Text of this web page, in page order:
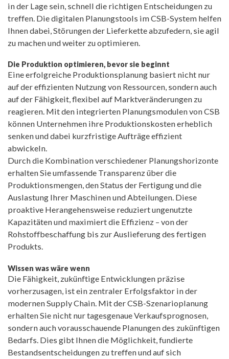
in der Lage sein, schnell die richtigen Entscheidungen zu
treffen. Die digitalen Planungstools im CSB-System helfen
Ihnen dabei, Störungen der Lieferkette abzufedern, sie agil
zu machen und weiter zu optimieren.
Die Produktion optimieren, bevor sie beginnt
Eine erfolgreiche Produktionsplanung basiert nicht nur
auf der effizienten Nutzung von Ressourcen, sondern auch
auf der Fähigkeit, flexibel auf Marktveränderungen zu
reagieren. Mit den integrierten Planungsmodulen von CSB
können Unternehmen ihre Produktionskosten erheblich
senken und dabei kurzfristige Aufträge effizient
abwickeln.
Durch die Kombination verschiedener Planungshorizonte
erhalten Sie umfassende Transparenz über die
Produktionsmengen, den Status der Fertigung und die
Auslastung Ihrer Maschinen und Abteilungen. Diese
proaktive Herangehensweise reduziert ungenutzte
Kapazitäten und maximiert die Effizienz – von der
Rohstoffbeschaffung bis zur Auslieferung des fertigen
Produkts.
Wissen was wäre wenn
Die Fähigkeit, zukünftige Entwicklungen präzise
vorherzusagen, ist ein zentraler Erfolgsfaktor in der
modernen Supply Chain. Mit der CSB-Szenarioplanung
erhalten Sie nicht nur tagesgenaue Verkaufsprognosen,
sondern auch vorausschauende Planungen des zukünftigen
Bedarfs. Dies gibt Ihnen die Möglichkeit, fundierte
Bestandsentscheidungen zu treffen und auf sich